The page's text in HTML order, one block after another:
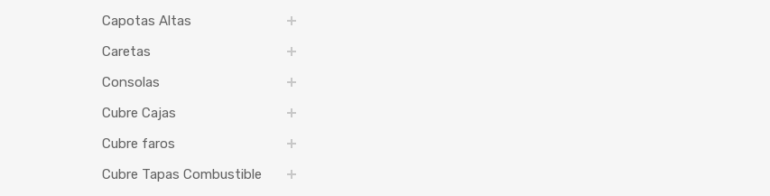
Capotas Altas
Caretas
Consolas
Cubre Cajas
Cubre faros
Cubre Tapas Combustible